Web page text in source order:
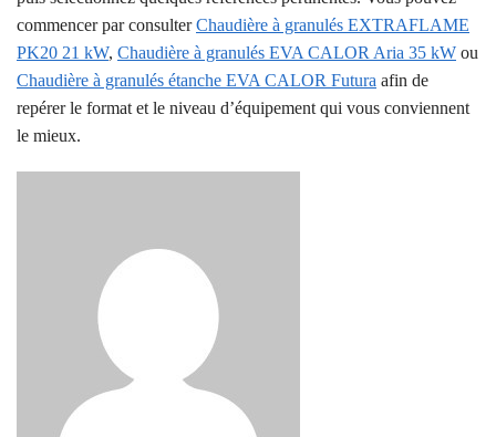
commencer par consulterChaudière à granulés EXTRAFLAME
PK20 21 kW, Chaudière à granulés EVA CALOR Aria 35 kW ou
Chaudière à granulés étanche EVA CALOR Futura afin de
repérer le format et le niveau d’équipement qui vous conviennent
le mieux.